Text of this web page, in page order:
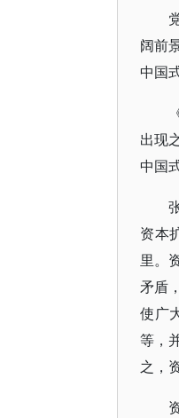
阔前
中国
出现
中国
资本
里。
矛盾
使广
等，
之，